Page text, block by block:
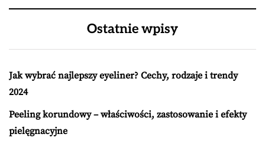
Ostatnie wpisy
Jak wybrać najlepszy eyeliner? Cechy, rodzaje i trendy
2024
Peeling korundowy – właściwości, zastosowanie i efekty
pielęgnacyjne